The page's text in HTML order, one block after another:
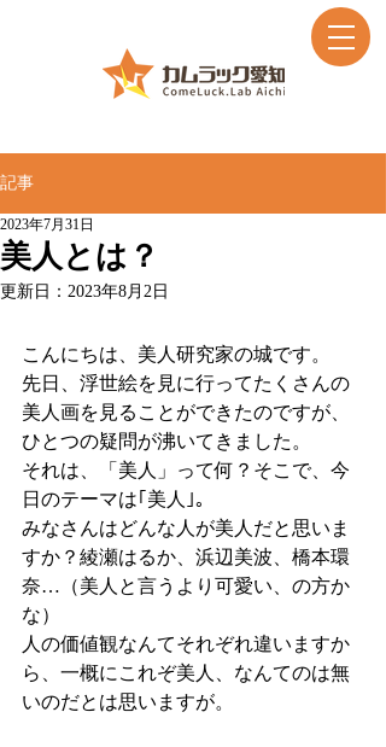
記事
美人とは？
2023年7月31日
更新日： 2023年8月2日
こんにちは、美人研究家の城です。
先日、浮世絵を見に行ってたくさんの
美人画を見ることができたのですが、
ひとつの疑問が沸いてきました。
それは、「美人」って何？そこで、今
日のテーマは｢美人｣。
みなさんはどんな人が美人だと思いま
すか？綾瀬はるか、浜辺美波、橋本環
奈…（美人と言うより可愛い、の方か
な）
人の価値観なんてそれぞれ違いますか
ら、一概にこれぞ美人、なんてのは無
いのだとは思いますが。